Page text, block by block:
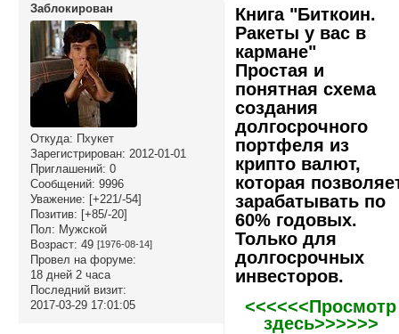
Заблокирован
Откуда: Пхукет
Зарегистрирован: 2012-01-01
Приглашений: 0
Сообщений: 9996
Уважение: [+221/-54]
Позитив: [+85/-20]
Пол: Мужской
Возраст: 49 [1976-08-14]
Провел на форуме:
18 дней 2 часа
Последний визит:
2017-03-29 17:01:05
Книга "Биткоин.
Ракеты у вас в
кармане"
Простая и
понятная схема
создания
долгосрочного
портфеля из
крипто валют,
которая
зарабатывать по
60% годовых.
Только для
долгосрочных
инвесторов.
<<<<<<Просмотр
здесь>>>>>>